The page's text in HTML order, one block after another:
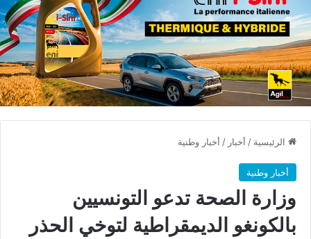
الرئيسية / أخبار / أخبار وطنية
أخبار وطنية
وزارة الصحة تدعو التونسيين
بالكونغو الديمقراطية لتوخي الحذر